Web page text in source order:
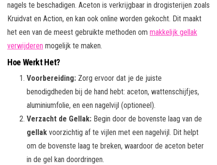
nagels te beschadigen. Aceton is verkrijgbaar in drogisterijen zoals
Kruidvat en Action, en kan ook online worden gekocht. Dit maakt
het een van de meest gebruikte methoden om makkelijk gellak
verwijderen mogelijk te maken.
Hoe Werkt Het?
Voorbereiding: Zorg ervoor dat je de juiste
benodigdheden bij de hand hebt: aceton, wattenschijfjes,
aluminiumfolie, en een nagelvijl (optioneel).
Verzacht de Gellak: Begin door de bovenste laag van de
gellak voorzichtig af te vijlen met een nagelvijl. Dit helpt
om de bovenste laag te breken, waardoor de aceton beter
in de gel kan doordringen.